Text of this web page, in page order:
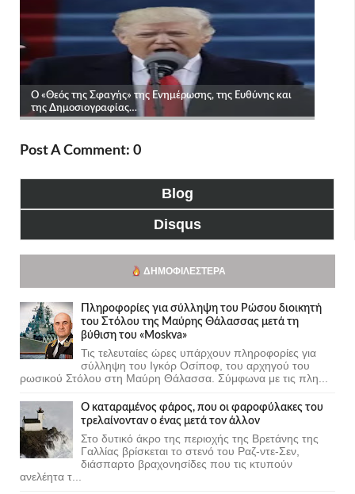
Post A Comment: 0
Blog
Disqus
ΔΗΜΟΦΙΛΈΣΤΕΡΑ
Πληροφορίες για σύλληψη του Ρώσου διοικητή
του Στόλου της Mαύρης Θάλασσας μετά τη
βύθιση του «Moskva»
Τις τελευταίες ώρες υπάρχουν πληροφορίες για
σύλληψη του Ιγκόρ Οσίποφ, του αρχηγού του
ρωσικού Στόλου στη Μαύρη Θάλασσα. Σύμφωνα με τις πλη...
Ο καταραμένος φάρος, που οι φαροφύλακες του
τρελαίνονταν ο ένας μετά τον άλλον
Στο δυτικό άκρο της περιοχής της Βρετάνης της
Γαλλίας βρίσκεται το στενό του Ραζ-ντε-Σεν,
διάσπαρτο βραχονησίδες που τις κτυπούν
ανελέητα τ...